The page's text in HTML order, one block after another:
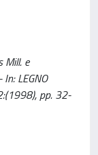
Mill. e
LEGNO
pp. 32-